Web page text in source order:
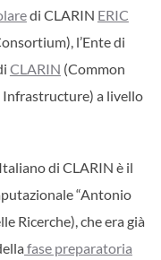
di CLARIN ERIC
l’Ente di
CLARIN (Common
Infrastructure) a livello
di CLARIN è il
“Antonio
Ricerche), che era già
fase preparatoria